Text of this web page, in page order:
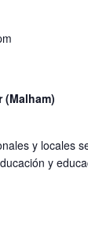
y locales
y